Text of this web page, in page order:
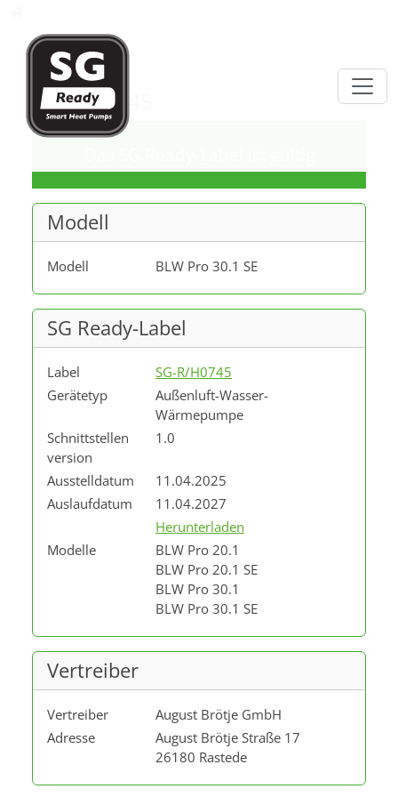
SG-R/H0745
Modell
Modell BLW Pro 30.1 SE
SG Ready-Label
Label
SG-R/H0745
Gerätetyp
Außenluft-Wasser-
Wärmepumpe
Schnittstellen
version
1.0
Ausstelldatum
11.04.2025
Auslaufdatum
11.04.2027
Herunterladen
Modelle
BLW Pro 20.1
BLW Pro 20.1 SE
BLW Pro 30.1
BLW Pro 30.1 SE
Vertreiber
Vertreiber
August Brötje GmbH
Adresse
August Brötje Straße 17
26180 Rastede